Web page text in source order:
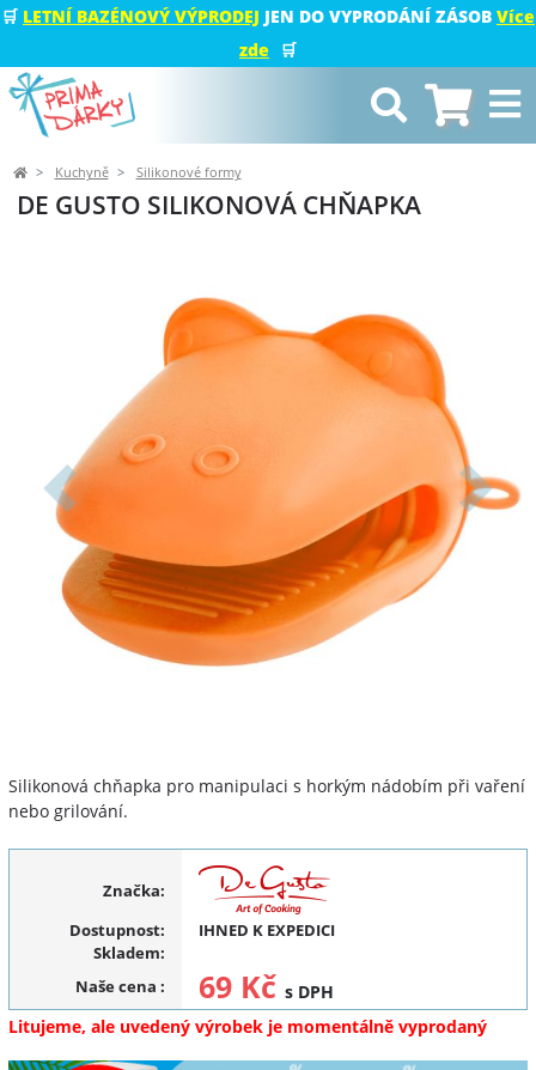
🛒 LETNÍ BAZÉNOVÝ VÝPRODEJ JEN DO VYPRODÁNÍ ZÁSOB Více
zde
🛒
Kuchyně Silikonové formy
DE GUSTO SILIKONOVÁ CHŇAPKA
Předchozí Další
Silikonová chňapka pro manipulaci s horkým nádobím při vaření
nebo grilování.
Značka:
Dostupnost:
IHNED K EXPEDICI
Skladem:
Naše cena : 69 Kč s DPH
Litujeme, ale uvedený výrobek je momentálně vyprodaný